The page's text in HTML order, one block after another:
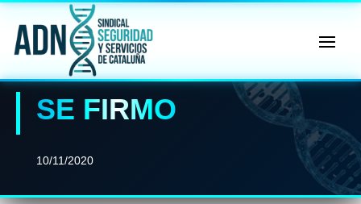
SE FIRMO
10/11/2020
✖
ADN
Sindical
ℹ️ Consulta General a Sede (Email)